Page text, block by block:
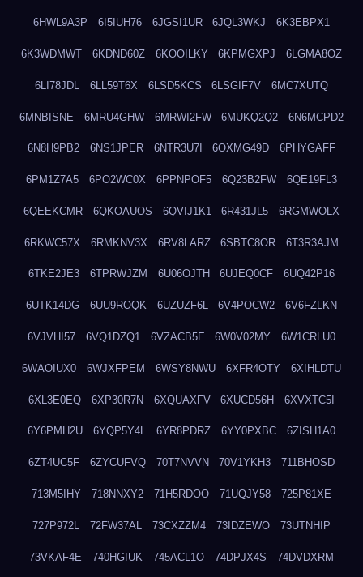
6HWL9A3P 6I5IUH76 6JGSI1UR 6JQL3WKJ 6K3EBPX1
6K3WDMWT 6KDND60Z 6KOOILKY 6KPMGXPJ 6LGMA8OZ
6LI78JDL 6LL59T6X 6LSD5KCS 6LSGIF7V 6MC7XUTQ
6MNBISNE 6MRU4GHW 6MRWI2FW 6MUKQ2Q2 6N6MCPD2
6N8H9PB2 6NS1JPER 6NTR3U7I 6OXMG49D 6PHYGAFF
6PM1Z7A5 6PO2WC0X 6PPNPOF5 6Q23B2FW 6QE19FL3
6QEEKCMR 6QKOAUOS 6QVIJ1K1 6R431JL5 6RGMWOLX
6RKWC57X 6RMKNV3X 6RV8LARZ 6SBTC8OR 6T3R3AJM
6TKE2JE3 6TPRWJZM 6U06OJTH 6UJEQ0CF 6UQ42P16
6UTK14DG 6UU9ROQK 6UZUZF6L 6V4POCW2 6V6FZLKN
6VJVHI57 6VQ1DZQ1 6VZACB5E 6W0V02MY 6W1CRLU0
6WAOIUX0 6WJXFPEM 6WSY8NWU 6XFR4OTY 6XIHLDTU
6XL3E0EQ 6XP30R7N 6XQUAXFV 6XUCD56H 6XVXTC5I
6Y6PMH2U 6YQP5Y4L 6YR8PDRZ 6YY0PXBC 6ZISH1A0
6ZT4UC5F 6ZYCUFVQ 70T7NVVN 70V1YKH3 711BHOSD
713M5IHY 718NNXY2 71H5RDOO 71UQJY58 725P81XE
727P972L 72FW37AL 73CXZZM4 73IDZEWO 73UTNHIP
73VKAF4E 740HGIUK 745ACL1O 74DPJX4S 74DVDXRM